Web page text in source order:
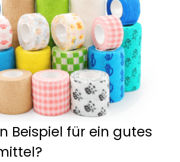
Beispiel für ein gutes